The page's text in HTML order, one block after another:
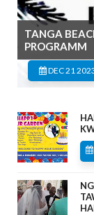
TANGA
PROGRAMM
DEC 21